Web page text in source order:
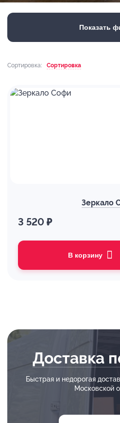
Показать
Сортировка: Сортировка
Зеркало
3 520 ₽
В корзину
Доставка
Быстрая и недорогая
Московской